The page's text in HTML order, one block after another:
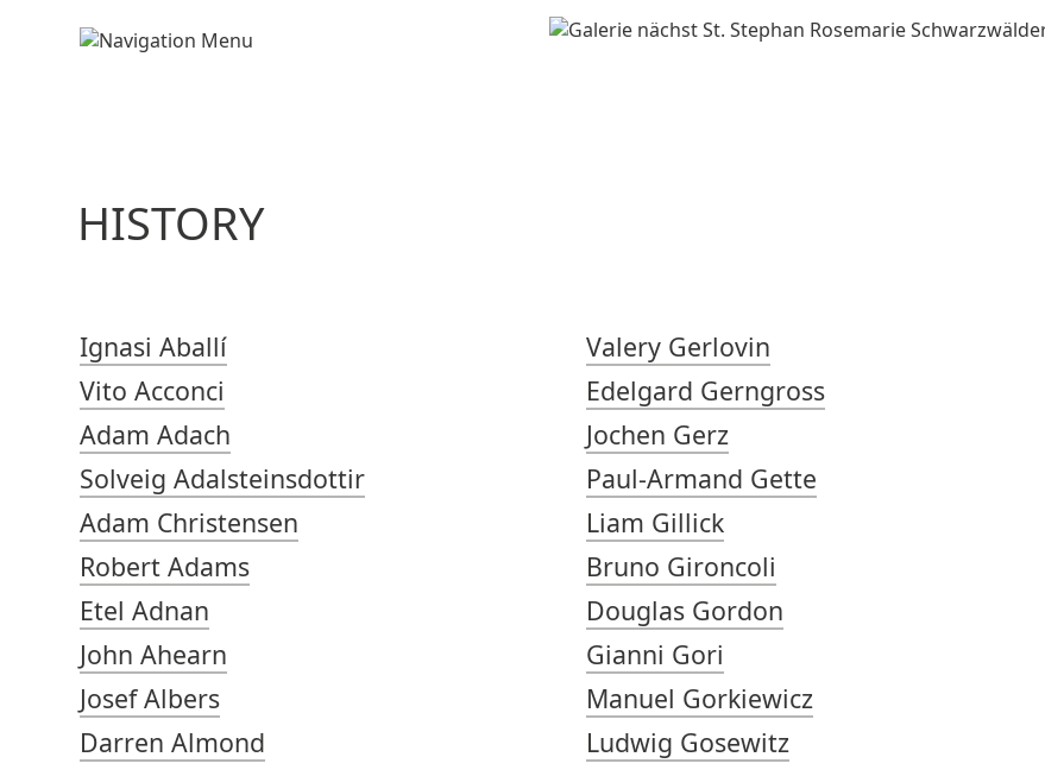
HISTORY
Ignasi Aballí
Vito Acconci
Adam Adach
Solveig Adalsteinsdottir
Adam Christensen
Robert Adams
Etel Adnan
John Ahearn
Josef Albers
Darren Almond
Valery Gerlovin
Edelgard Gerngross
Jochen Gerz
Paul-Armand Gette
Liam Gillick
Bruno Gironcoli
Douglas Gordon
Gianni Gori
Manuel Gorkiewicz
Ludwig Gosewitz